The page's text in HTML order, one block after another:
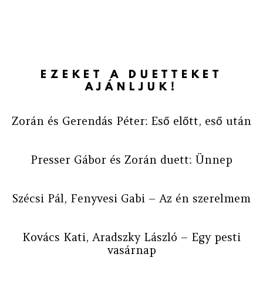
EZEKET A DUETTEKET
AJÁNLJUK!
Zorán és Gerendás Péter: Eső előtt, eső után
Presser Gábor és Zorán duett: Ünnep
Szécsi Pál, Fenyvesi Gabi – Az én szerelmem
Kovács Kati, Aradszky László – Egy pesti
vasárnap